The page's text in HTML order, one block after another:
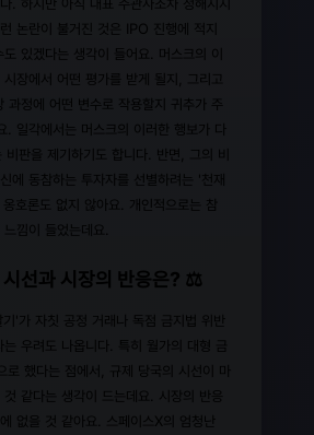
논란이 불거진 것은 IPO 진행에 적지
도 있겠다는 생각이 들어요. 머스크의 이
장에서 어떤 평가를 받게 될지, 그리고
과정에 어떤 변수로 작용할지 귀추가 주
. 일각에서는 머스크의 이러한 행보가 다
판을 제기하기도 합니다. 반면, 그의 비
에 동참하는 투자자를 선별하려는 '천재
호론도 없지 않아요. 개인적으로는 참
낌이 들었는데요.
시선과 시장의 반응은? ⚖️
'가 자칫 공정 거래나 독점 금지법 위반
는 우려도 나옵니다. 특히 월가의 대형 금
로 했다는 점에서, 규제 당국의 시선이 마
같다는 생각이 드는데요. 시장의 반응
없을 것 같아요. 스페이스X의 엄청난